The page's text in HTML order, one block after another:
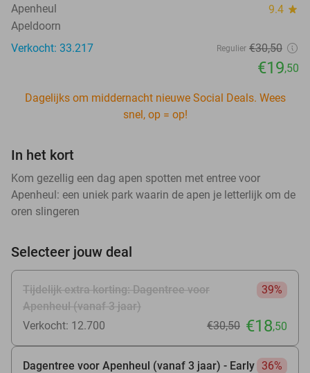
Apenheul 9.4 star
Apeldoorn
Verkocht: 33.217
Regulier €30,50
€19,50
Dagelijks om middernacht nieuwe Social Deals. Wees
snel, op = op!
In het kort
Kom gezellig een dag apen spotten met entree voor
Apenheul: een uniek park waarin de apen je letterlijk om de
oren slingeren
Selecteer jouw deal
Tijdelijk extra korting: Dagentree voor
Apenheul (vanaf 3 jaar)
39%
Verkocht: 12.700 €30,50 €18,50
Dagentree voor Apenheul (vanaf 3 jaar) - Early 36%